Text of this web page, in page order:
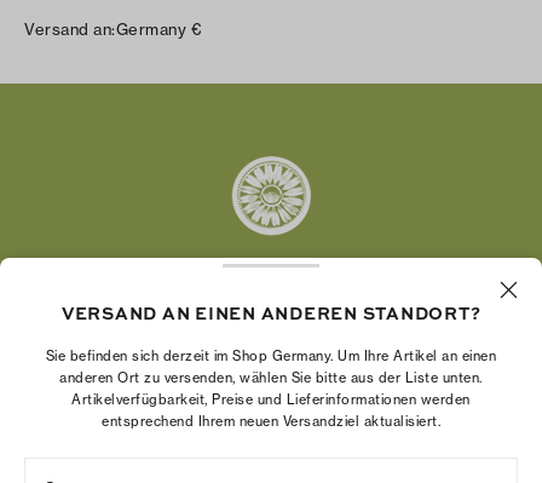
Twitter
Versand an:Germany €
Die Tory Burch Foundation stärkt die
Unternehmerinnen dabei unterstützt, ein starkes
und beständiges Unternehmen aufzubauen.
VERSAND AN EINEN ANDEREN STANDORT?
Sie befinden sich derzeit im Shop Germany. Um Ihre Artikel an einen
anderen Ort zu versenden, wählen Sie bitte aus der Liste unten.
Artikelverfügbarkeit, Preise und Lieferinformationen werden
entsprechend Ihrem neuen Versandziel aktualisiert.